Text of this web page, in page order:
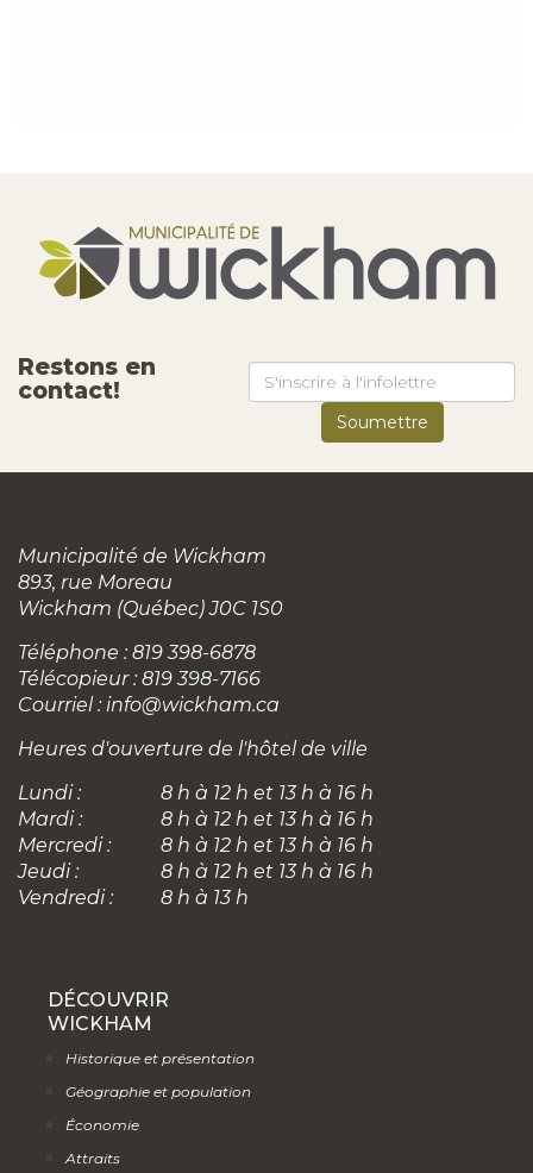
Restons en
contact!
Municipalité de Wickham
893, rue Moreau
Wickham (Québec) J0C 1S0
Téléphone : 819 398-6878
Télécopieur : 819 398-7166
Courriel : info@wickham.ca
Heures d'ouverture de l'hôtel de ville
Lundi :
8 h à 12 h et 13 h à 16 h
Mardi :
8 h à 12 h et 13 h à 16 h
Mercredi :
8 h à 12 h et 13 h à 16 h
Jeudi :
8 h à 12 h et 13 h à 16 h
Vendredi :
8 h à 13 h
DÉCOUVRIR
WICKHAM
Historique et présentation
Géographie et population
Économie
Attraits